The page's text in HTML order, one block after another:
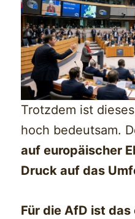
Trotzdem ist
hoch bedeutsam.
auf europäischer
Druck auf das
Für die AfD ist